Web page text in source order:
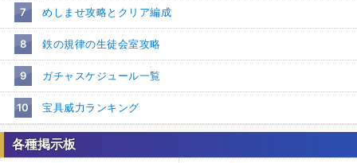
7 めしませ攻略とクリア編成
8 鉄の規律の生徒会室攻略
9 ガチャスケジュール一覧
10 宝具威力ランキング
各種掲示板